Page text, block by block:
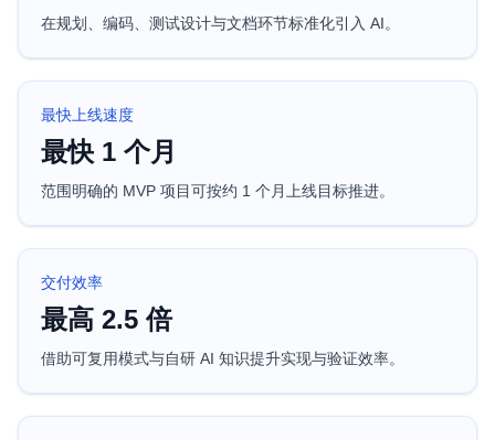
在规划、编码、测试设计与文档环节标准化引入 AI。
最快上线速度
最快 1 个月
范围明确的 MVP 项目可按约 1 个月上线目标推进。
交付效率
最高 2.5 倍
借助可复用模式与自研 AI 知识提升实现与验证效率。